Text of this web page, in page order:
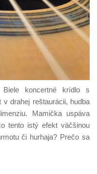
koncertné krídlo s
drahej reštaurácii, hudba
Mamička uspáva
tento istý efekt väčšinou
či hurhaja? Prečo sa